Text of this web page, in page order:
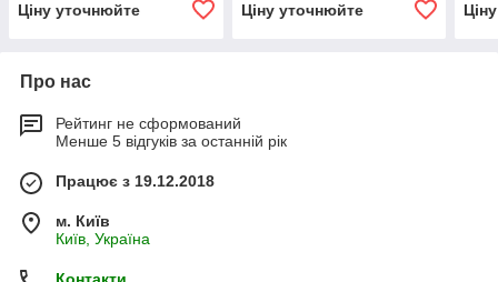
Ціну уточнюйте
Ціну уточнюйте
Про нас
Рейтинг не сформований
Менше 5 відгуків за останній рік
Працює з 19.12.2018
м. Київ
Київ, Україна